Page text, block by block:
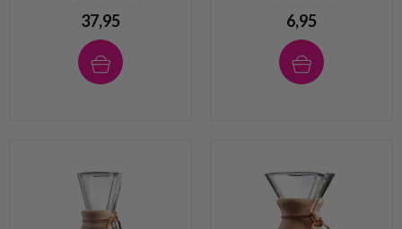
37,95 6,95